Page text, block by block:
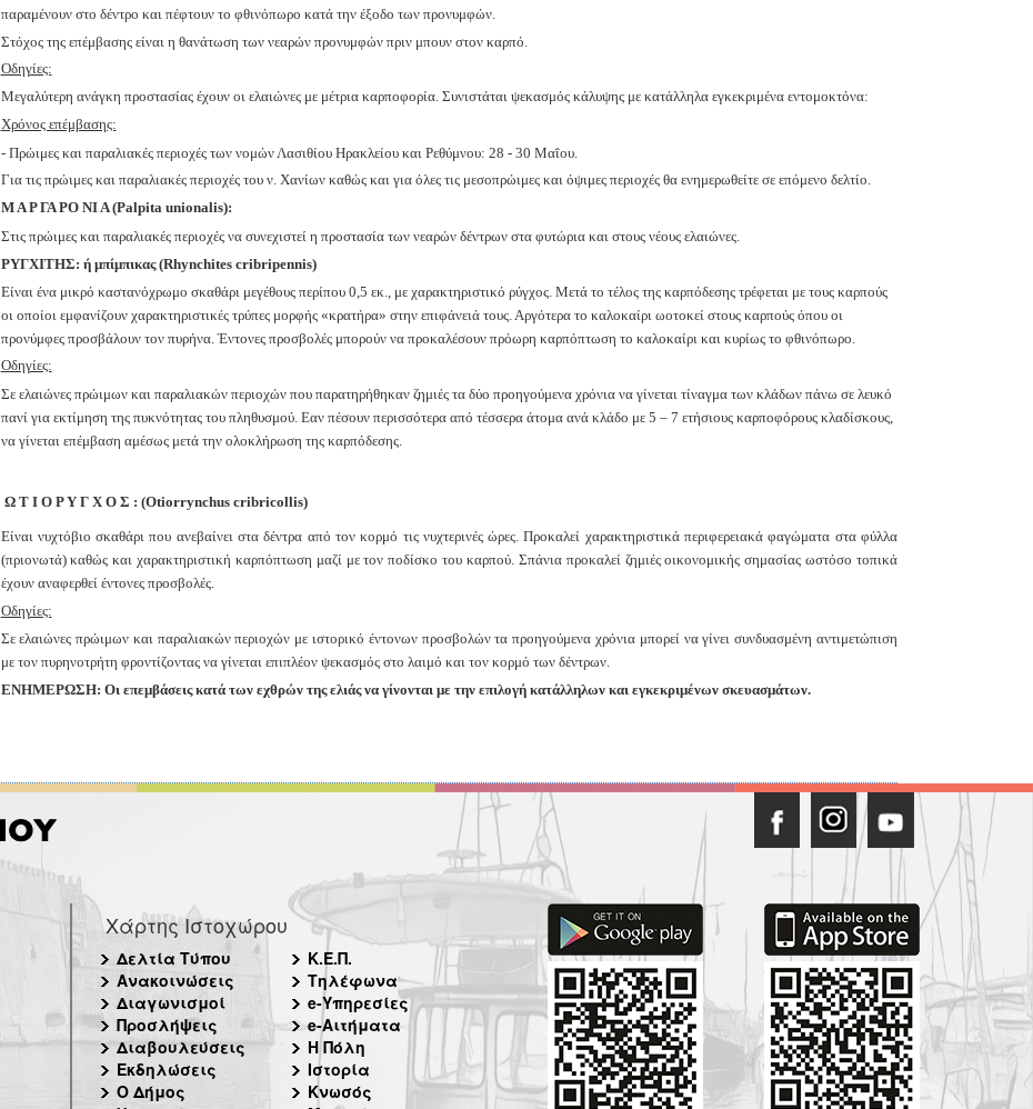
παραμένουν στο δέντρο και πέφτουν το φθινόπωρο κατά την έξοδο των προνυμφών.
Στόχος της επέμβασης είναι η θανάτωση των νεαρών προνυμφών πριν μπουν στον καρπό.
Οδηγίες:
Μεγαλύτερη ανάγκη προστασίας έχουν οι ελαιώνες με μέτρια καρποφορία. Συνιστάται ψεκασμός κάλυψης με κατάλληλα εγκεκριμένα εντομοκτόνα:
Χρόνος επέμβασης:
- Πρώιμες και παραλιακές περιοχές των νομών Λασιθίου Ηρακλείου και Ρεθύμνου: 28 - 30 Μαΐου.
Για τις πρώιμες και παραλιακές περιοχές του ν. Χανίων καθώς και για όλες τις μεσοπρώιμες και όψιμες περιοχές θα ενημερωθείτε σε επόμενο δελτίο.
Μ Α Ρ ΓΑ ΡΟ ΝΙ Α (Palpita unionalis):
Στις πρώιμες και παραλιακές περιοχές να συνεχιστεί η προστασία των νεαρών δέντρων στα φυτώρια και στους νέους ελαιώνες.
ΡΥΓΧΙΤΗΣ: ή μπίμπικας (Rhynchites cribripennis)
Είναι ένα μικρό καστανόχρωμο σκαθάρι μεγέθους περίπου 0,5 εκ., με χαρακτηριστικό ρύγχος. Μετά το τέλος της καρπόδεσης τρέφεται με τους καρπούς
οι οποίοι εμφανίζουν χαρακτηριστικές τρύπες μορφής «κρατήρα» στην επιφάνειά τους. Αργότερα το καλοκαίρι ωοτοκεί στους καρπούς όπου οι
προνύμφες προσβάλουν τον πυρήνα. Έντονες προσβολές μπορούν να προκαλέσουν πρόωρη καρπόπτωση το καλοκαίρι και κυρίως το φθινόπωρο.
Οδηγίες:
Σε ελαιώνες πρώιμων και παραλιακών περιοχών που παρατηρήθηκαν ζημιές τα δύο προηγούμενα χρόνια να γίνεται τίναγμα των κλάδων πάνω σε λευκό
πανί για εκτίμηση της πυκνότητας του πληθυσμού. Eαν πέσουν περισσότερα από τέσσερα άτομα ανά κλάδο με 5 – 7 ετήσιους καρποφόρους κλαδίσκους,
να γίνεται επέμβαση αμέσως μετά την ολοκλήρωση της καρπόδεσης.
Ω Τ Ι Ο Ρ Υ Γ Χ Ο Σ : (Otiorrynchus cribricollis)
Είναι νυχτόβιο σκαθάρι που ανεβαίνει στα δέντρα από τον κορμό τις νυχτερινές ώρες. Προκαλεί χαρακτηριστικά περιφερειακά φαγώματα στα φύλλα
(πριονωτά) καθώς και χαρακτηριστική καρπόπτωση μαζί με τον ποδίσκο του καρπού. Σπάνια προκαλεί ζημιές οικονομικής σημασίας ωστόσο τοπικά
έχουν αναφερθεί έντονες προσβολές.
Οδηγίες:
Σε ελαιώνες πρώιμων και παραλιακών περιοχών με ιστορικό έντονων προσβολών τα προηγούμενα χρόνια μπορεί να γίνει συνδυασμένη αντιμετώπιση
με τον πυρηνοτρήτη φροντίζοντας να γίνεται επιπλέον ψεκασμός στο λαιμό και τον κορμό των δέντρων.
ΕΝΗΜΕΡΩΣΗ: Οι επεμβάσεις κατά των εχθρών της ελιάς να γίνονται με την επιλογή κατάλληλων και εγκεκριμένων σκευασμάτων.
Χάρτης Ιστοχώρου
Δελτία Τύπου
Ανακοινώσεις
Διαγωνισμοί
Προσλήψεις
Διαβουλεύσεις
Εκδηλώσεις
Ο Δήμος
Κ.Ε.Π.
Τηλέφωνα
e-Υπηρεσίες
e-Αιτήματα
Η Πόλη
Ιστορία
Κνωσός